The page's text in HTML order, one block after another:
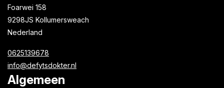
Foarwei 158
9298JS Kollumersweach
Nederland
0625139678
info@defytsdokter.nl
Algemeen